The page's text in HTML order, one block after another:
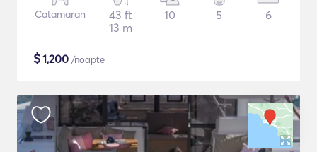
Catamaran
43 ft
13 m
10 5 6
$1,200 /noapte